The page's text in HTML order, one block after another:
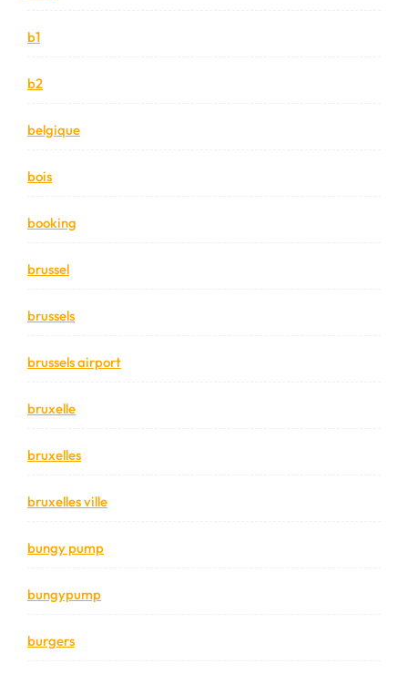
b1
b2
belgique
bois
booking
brussel
brussels
brussels airport
bruxelle
bruxelles
bruxelles ville
bungy pump
bungypump
burgers